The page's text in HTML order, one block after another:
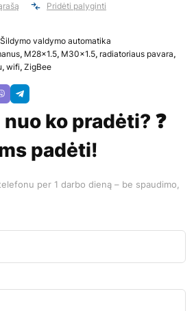
Pridėti palyginti
Šildymo valdymo automatika
, M28x1.5, M30x1.5, radiatoriaus pavara,
, wifi, ZigBee
nuo ko pradėti? ❓
padėti!
per 1 darbo dieną – be spaudimo,